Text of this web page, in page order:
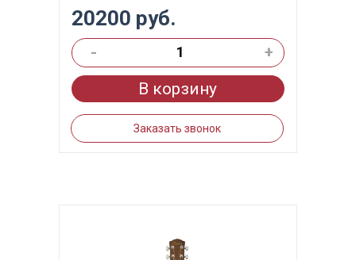
20200 руб.
-
+
В корзину
Заказать звонок